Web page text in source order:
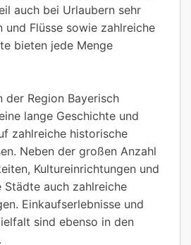
auch bei Urlaubern sehr
und Flüsse sowie zahlreiche
bieten jede Menge
der Region Bayerisch
lange Geschichte und
zahlreiche historische
Neben der großen Anzahl
Kultureinrichtungen und
Städte auch zahlreiche
Einkaufserlebnisse und
sind ebenso in den